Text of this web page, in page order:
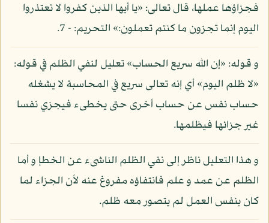
فجزاؤها عملها، قال تعالى: «يا أيها الذين كفروا لا تعتذروا
اليوم إنما تجزون ما كنتم تعملون:» التحريم: - 7.
و قوله: «إن الله سريع الحساب» تعليل لنفي الظلم في قوله:
«لا ظلم اليوم» أي إنه تعالى سريع في المحاسبة لا يشغله
حساب نفس عن حساب أخرى حتى يخطىء فيجزي نفسا
غير جزائها فيظلمها.
و هذا التعليل ناظر إلى نفي الظلم الناشىء عن الخطإ و أما
الظلم عن عمد و علم فانتفاؤه مفروغ عنه لأن الجزاء لما
كان بنفس العمل لم يتصور معه ظلم.